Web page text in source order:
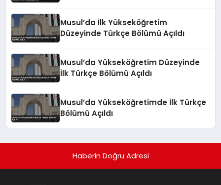
Musul’da İlk Yükseköğretim
Düzeyinde Türkçe Bölümü Açıldı
Musul’da Yükseköğretim Düzeyinde
İlk Türkçe Bölümü Açıldı
Musul’da Yükseköğretimde İlk Türkçe
Bölümü Açıldı
Haberin Doğru Adresi